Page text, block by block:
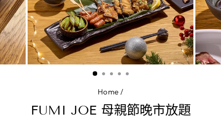
Home /
FUMI JOE 母親節晚市放題